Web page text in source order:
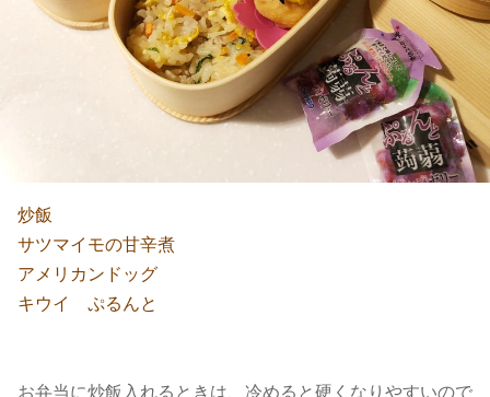
炒飯
サツマイモの甘辛煮
アメリカンドッグ
キウイ ぷるんと
お弁当に炒飯入れるときは、冷めると硬くなりやすいので